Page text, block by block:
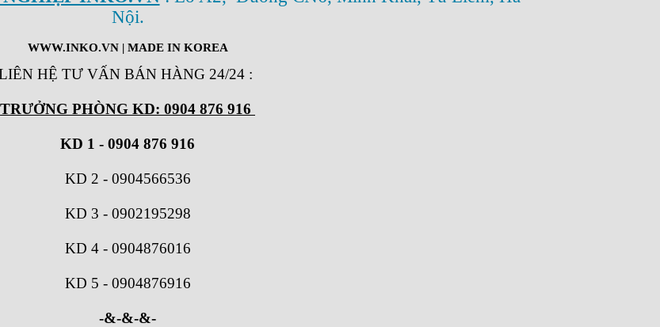
Nội.
WWW.INKO.VN| MADE IN KOREA
HỆ TƯ VẤN BÁN HÀNG 24/24 :
TRƯỞNG PHÒNG KD: 0904 876 916
KD 1 - 0904 876 916
KD 2 - 0904566536
KD 3 - 0902195298
KD 4 - 0904876016
KD 5 - 0904876916
-&-&-&-